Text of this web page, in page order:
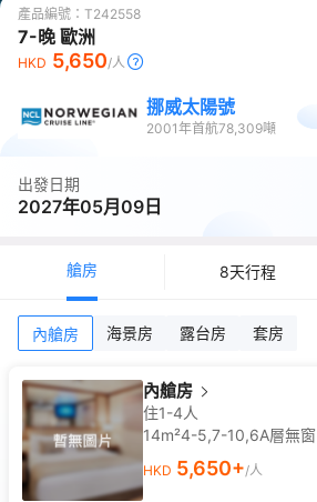
產品編號： T242558
7-晚 歐洲
HKD 5,650/人
挪威太陽號
2001年首航78,309噸
出發日期
2027年05月09日
艙房 8天行程
內艙房 海景房 露台房 套房
內艙房
住1-4人
14m²4-5,7-10,6A層無窗
HKD 5,650+/人